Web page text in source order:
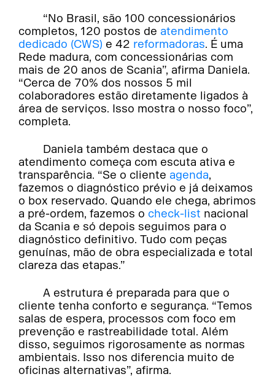
“No Brasil, são 100 concessionários
completos, 120 postos de atendimento
dedicado (CWS) e 42 reformadoras. É uma
Rede madura, com concessionárias com
mais de 20 anos de Scania”, afirma Daniela.
“Cerca de 70% dos nossos 5 mil
colaboradores estão diretamente ligados à
área de serviços. Isso mostra o nosso foco”,
completa.
Daniela também destaca que o
atendimento começa com escuta ativa e
transparência. “Se o cliente agenda,
fazemos o diagnóstico prévio e já deixamos
o box reservado. Quando ele chega, abrimos
a pré-ordem, fazemos o check-list nacional
da Scania e só depois seguimos para o
diagnóstico definitivo. Tudo com peças
genuínas, mão de obra especializada e total
clareza das etapas.”
A estrutura é preparada para que o
cliente tenha conforto e segurança. “Temos
salas de espera, processos com foco em
prevenção e rastreabilidade total. Além
disso, seguimos rigorosamente as normas
ambientais. Isso nos diferencia muito de
oficinas alternativas”, afirma.